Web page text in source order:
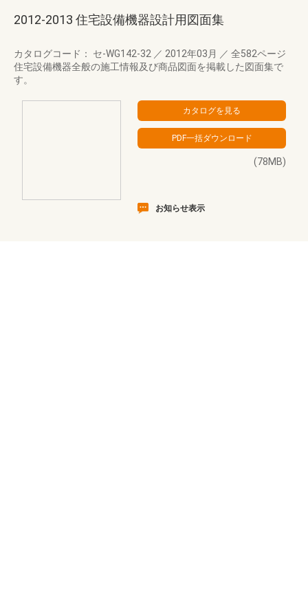
2012-2013 住宅設備機器設計用図面集
カタログコード： セ-WG142-32 ／ 2012年03月 ／ 全582ページ
住宅設備機器全般の施工情報及び商品図面を掲載した図面集で
す。
(78MB)
お知らせ表示